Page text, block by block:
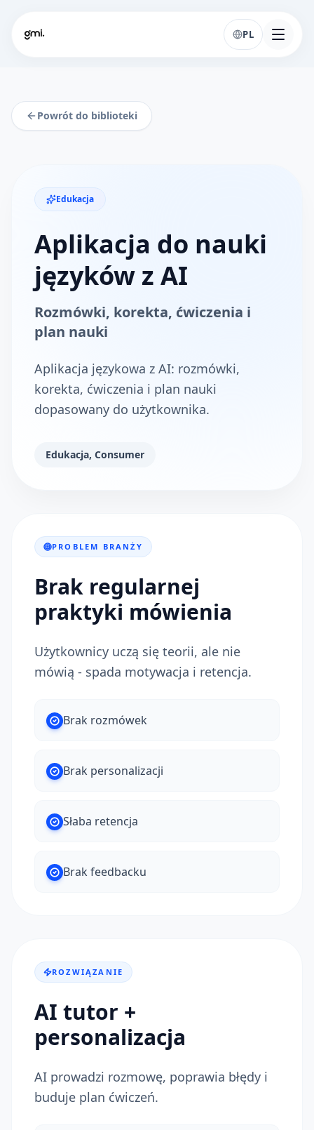
PL
Powrót do biblioteki
Edukacja
Aplikacja do nauki
języków z AI
Rozmówki, korekta, ćwiczenia i
plan nauki
Aplikacja językowa z AI: rozmówki,
korekta, ćwiczenia i plan nauki
dopasowany do użytkownika.
Edukacja, Consumer
PROBLEM BRANŻY
Brak regularnej
praktyki mówienia
Użytkownicy uczą się teorii, ale nie
mówią - spada motywacja i retencja.
Brak rozmówek
Brak personalizacji
Słaba retencja
Brak feedbacku
ROZWIĄZANIE
AI tutor +
personalizacja
AI prowadzi rozmowę, poprawia błędy i
buduje plan ćwiczeń.